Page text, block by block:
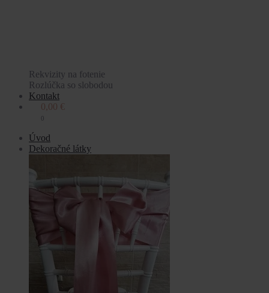
Rekvizity na fotenie
Rozlúčka so slobodou
Kontakt
0,00 €
0
Úvod
Dekoračné látky